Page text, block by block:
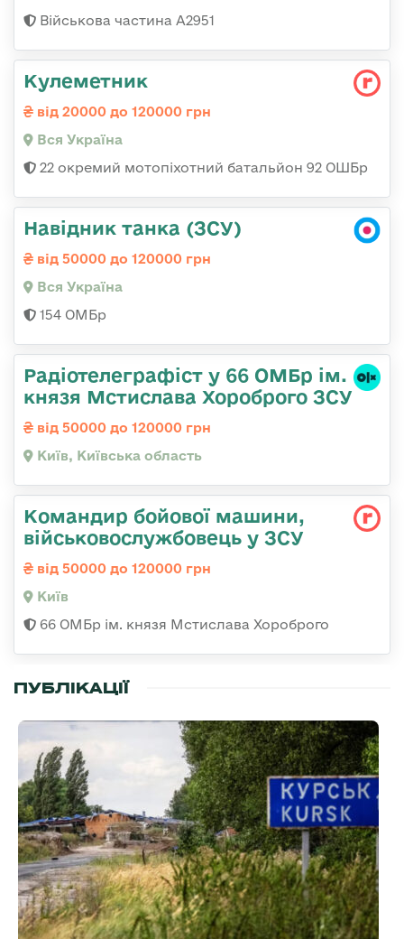
Військова частина А2951
Кулеметник
від 20000 до 120000 грн
Вся Україна
22 окремий мотопіхотний батальйон 92 ОШБр
Навідник танка (ЗСУ)
від 50000 до 120000 грн
Вся Україна
154 ОМБр
Радіотелеграфіст у 66 ОМБр ім.
князя Мстислава Хороброго ЗСУ
від 50000 до 120000 грн
Київ, Київська область
Командир бойової машини,
військовослужбовець у ЗСУ
від 50000 до 120000 грн
Київ
66 ОМБр ім. князя Мстислава Хороброго
ПУБЛІКАЦІЇ